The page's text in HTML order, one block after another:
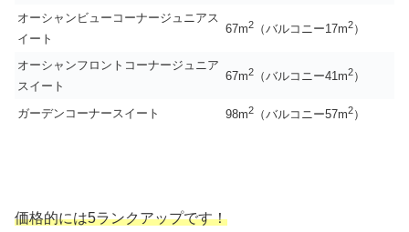
オーシャンビューコーナージュニアス
イート
67m2 （バルコニー17m2）
オーシャンフロントコーナージュニア
スイート
67m2 （バルコニー41m2）
ガーデンコーナースイート 98m2 （バルコニー57m2）
価格的には5ランクアップです！